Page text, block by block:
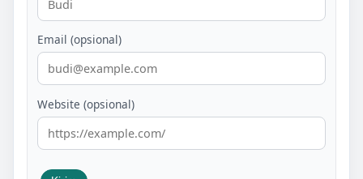
Email (opsional)
Website (opsional)